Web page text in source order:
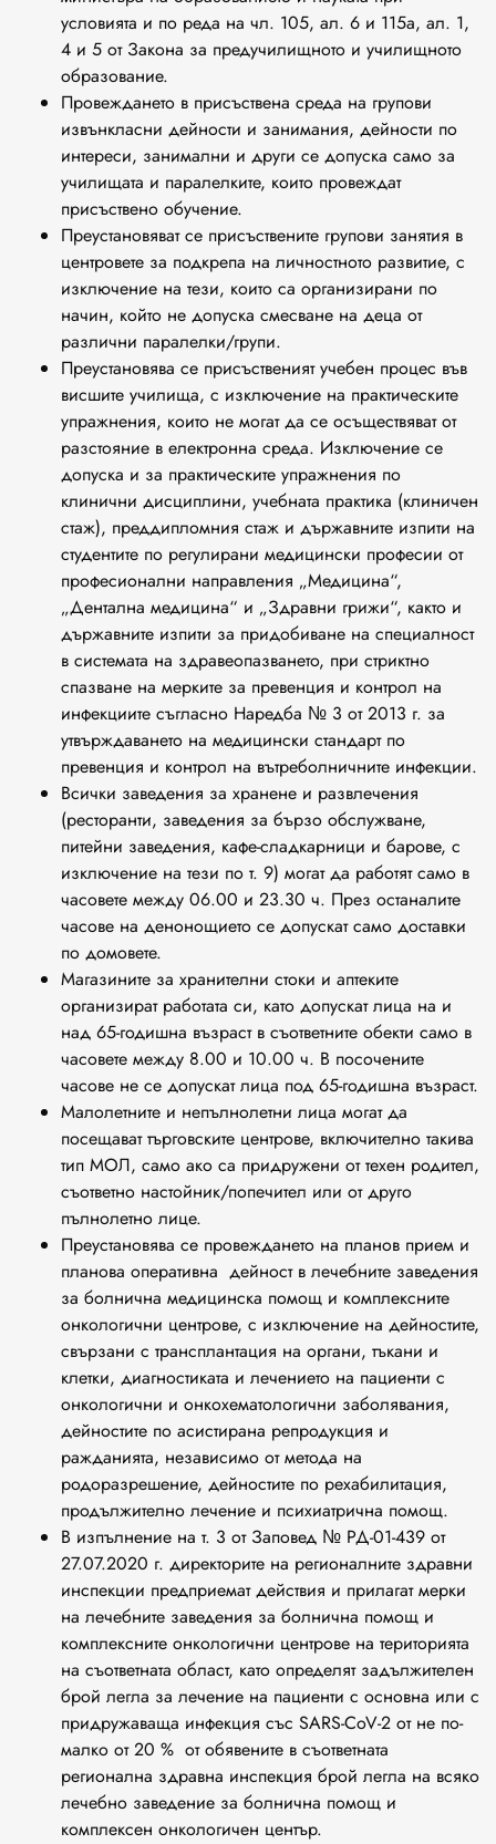
условията и по реда на чл. 105, ал. 6 и 115а, ал. 1,
4 и 5 от Закона за предучилищното и училищното
образование.
Провеждането в присъствена среда на групови
извънкласни дейности и занимания, дейности по
интереси, занимални и други се допуска само за
училищата и паралелките, които провеждат
присъствено обучение.
Преустановяват се присъствените групови занятия в
центровете за подкрепа на личностното развитие, с
изключение на тези, които са организирани по
начин, който не допуска смесване на деца от
различни паралелки/групи.
Преустановява се присъственият учебен процес във
висшите училища, с изключение на практическите
упражнения, които не могат да се осъществяват от
разстояние в електронна среда. Изключение се
допуска и за практическите упражнения по
клинични дисциплини, учебната практика (клиничен
стаж), преддипломния стаж и държавните изпити на
студентите по регулирани медицински професии от
професионални направления „Медицина“,
„Дентална медицина“ и „Здравни грижи“, както и
държавните изпити за придобиване на специалност
в системата на здравеопазването, при стриктно
спазване на мерките за превенция и контрол на
инфекциите съгласно Наредба № 3 от 2013 г. за
утвърждаването на медицински стандарт по
превенция и контрол на вътреболничните инфекции.
Всички заведения за хранене и развлечения
(ресторанти, заведения за бързо обслужване,
питейни заведения, кафе-сладкарници и барове, с
изключение на тези по т. 9) могат да работят само в
часовете между 06.00 и 23.30 ч. През останалите
часове на денонощието се допускат само доставки
по домовете.
Магазините за хранителни стоки и аптеките
организират работата си, като допускат лица на и
над 65-годишна възраст в съответните обекти само в
часовете между 8.00 и 10.00 ч. В посочените
часове не се допускат лица под 65-годишна възраст.
Малолетните и непълнолетни лица могат да
посещават търговските центрове, включително такива
тип МОЛ, само ако са придружени от техен родител,
съответно настойник/попечител или от друго
пълнолетно лице.
Преустановява се провеждането на планов прием и
планова оперативна дейност в лечебните заведения
за болнична медицинска помощ и комплексните
онкологични центрове, с изключение на дейностите,
свързани с трансплантация на органи, тъкани и
клетки, диагностиката и лечението на пациенти с
онкологични и онкохематологични заболявания,
дейностите по асистирана репродукция и
ражданията, независимо от метода на
родоразрешение, дейностите по рехабилитация,
продължително лечение и психиатрична помощ.
В изпълнение на т. 3 от Заповед № РД-01-439 от
27.07.2020 г. директорите на регионалните здравни
инспекции предприемат действия и прилагат мерки
на лечебните заведения за болнична помощ и
комплексните онкологични центрове на територията
на съответната област, като определят задължителен
брой легла за лечение на пациенти с основна или с
придружаваща инфекция със SARS-CoV-2 от не по-
малко от 20 % от обявените в съответната
регионална здравна инспекция брой легла на всяко
лечебно заведение за болнична помощ и
комплексен онкологичен център.